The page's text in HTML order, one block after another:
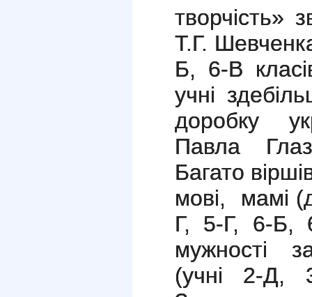
творчість»
Т.Г.
Б, 6-В
учні
доробку
Павла
Багато
мові, мамі
Г, 5-Г, 6-Б,
мужності
(учні 2-Д,